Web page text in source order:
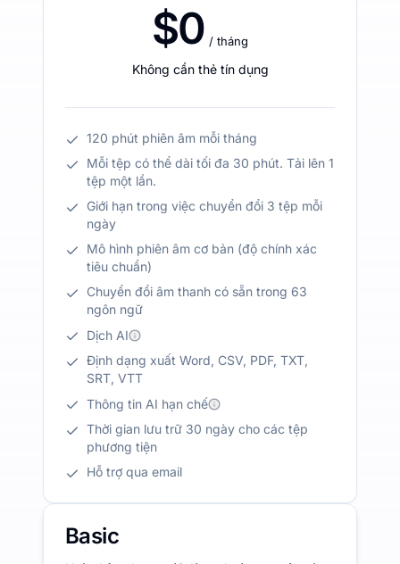
$0 / tháng
Không cần thẻ tín dụng
120 phút phiên âm mỗi tháng
Mỗi tệp có thể dài tối đa 30 phút. Tải lên 1
tệp một lần.
Giới hạn trong việc chuyển đổi 3 tệp mỗi
ngày
Mô hình phiên âm cơ bản (độ chính xác
tiêu chuẩn)
Chuyển đổi âm thanh có sẵn trong 63
ngôn ngữ
Dịch AI
Định dạng xuất Word, CSV, PDF, TXT,
SRT, VTT
Thông tin AI hạn chế
Thời gian lưu trữ 30 ngày cho các tệp
phương tiện
Hỗ trợ qua email
Basic